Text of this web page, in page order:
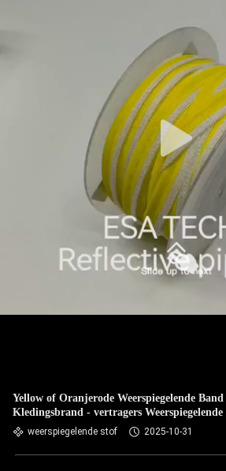
Yellow of Oranjerode Weerspiegelende
Kledingsbrand - vertragers
20471weerspiegelende stof 2025-10-31